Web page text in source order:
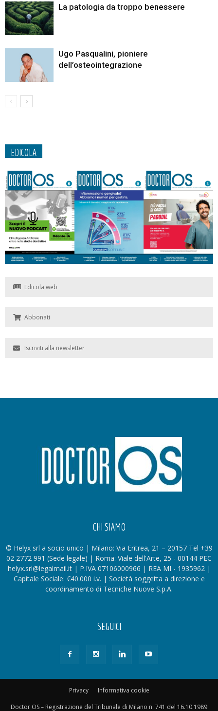
La patologia da troppo benessere
Ugo Pasqualini, pioniere
dell’osteointegrazione
EDICOLA
Edicola web
Abbonati
Iscriviti alla newsletter
CHI SIAMO
© Helyx srl a socio unico | Milano: Via Eritrea, 21 – 20157 Tel +39
02 2772 991 (Sede legale) | Roma: Viale dell'Arte, 25 - 00144 PEC
helyx.srl@legalmail.it | P.IVA 07106000966 | REA MI - 1935962 |
Capitale Sociale: €40.000 i.v. | Società soggetta a direzione e
coordinamento di Tecniche Nuove S.p.A.
SEGUICI
Privacy
Informativa cookie
Doctor OS – Registrazione del Tribunale di Milano n. 741 del 16.10.1989